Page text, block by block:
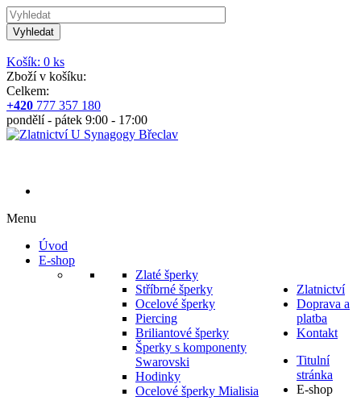
Vyhledat
Košík: 0 ks
Zboží v košíku:
Celkem:
+420 777 357 180
pondělí - pátek 9:00 - 17:00
Menu
Úvod
E-shop
Zlaté šperky
Stříbrné šperky
Ocelové šperky
Piercing
Briliantové šperky
Šperky s komponenty
Swarovski
Hodinky
Ocelové šperky Mialisia
Zlatnictví
Doprava a
platba
Kontakt
Titulní
stránka
E-shop